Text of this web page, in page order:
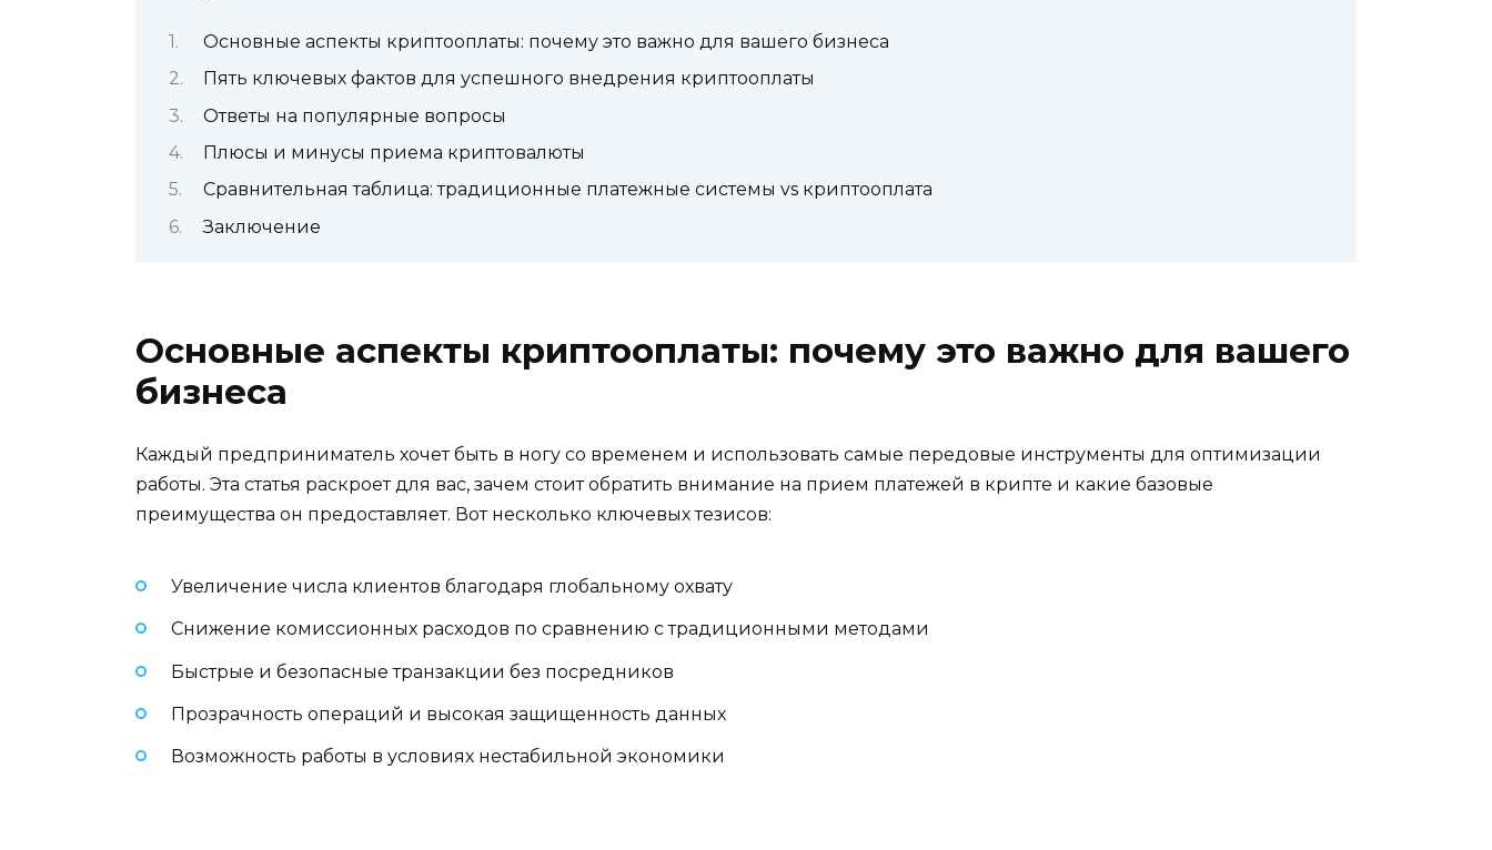
Основные аспекты криптооплаты: почему это важно для вашего бизнеса
Пять ключевых фактов для успешного внедрения криптооплаты
Ответы на популярные вопросы
Плюсы и минусы приема криптовалюты
Сравнительная таблица: традиционные платежные системы vs криптооплата
Заключение
Основные аспекты криптооплаты: почему это важно для вашего
бизнеса
Каждый предприниматель хочет быть в ногу со временем и использовать самые передовые инструменты для оптимизации
работы. Эта статья раскроет для вас, зачем стоит обратить внимание на прием платежей в крипте и какие базовые
преимущества он предоставляет. Вот несколько ключевых тезисов:
Увеличение числа клиентов благодаря глобальному охвату
Снижение комиссионных расходов по сравнению с традиционными методами
Быстрые и безопасные транзакции без посредников
Прозрачность операций и высокая защищенность данных
Возможность работы в условиях нестабильной экономики